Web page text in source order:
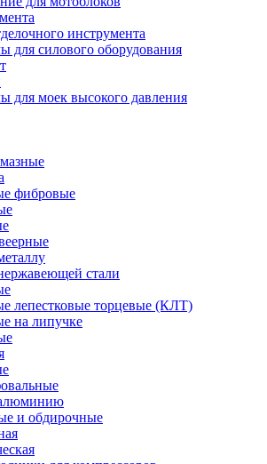
инструмента
для силового оборудования
для моек высокого давления
фибровые
стали
лепестковые торцевые (КЛТ)
на липучке
и обдирочные